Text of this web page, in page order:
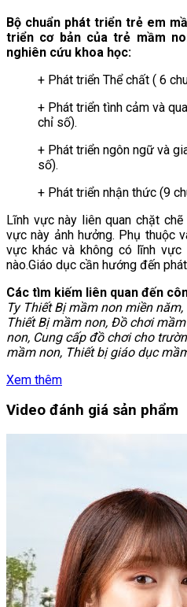
Bộ chuẩn phát triển trẻ em
triển cơ bản của trẻ mầm
nghiên cứu khoa học:
+ Phát triển Thể chất ( 6
+ Phát triển tình cảm và
chỉ số).
+ Phát triển ngôn ngữ và
số).
+ Phát triển nhận thức (9
Lĩnh vực này liên quan chặt
vực này ảnh hưởng. Phụ thuộc
vực khác và không có lĩnh vực
nào.Giáo dục cần hướng đến
Các tìm kiếm liên quan đến
Ty Thiết Bị mầm non miền
Thiết Bị mầm non, Đồ chơi
non, Cung cấp đồ chơi cho
mầm non, Thiết bị giáo dục
Xem thêm
Video đánh giá sản phẩm